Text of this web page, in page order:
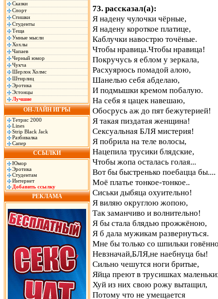
Сказки
Спорт
Стишки
Студенты
Теща
Умные мысли
Хохлы
Чапаев
Черный юмор
Чукча
Шерлок Холмс
Штирлиц
Эротика
Эстонцы
Лучшие
ОН-ЛАЙН ИГРЫ
Тетрис 2000
Lines
Strip Black Jack
Разбивалка
Сапер
ССЫЛКИ
Юмор
Эротика
Студентам
Интернет
Добавить ссылку
РЕКЛАМА
73. рассказал(а):
Я надену чулочки чёрные,
Я надену короткое платице,
Каблучки навострю точёные.
Чтобы нравица.Чтобы нравица!
Покручусь я еблом у зеркала,
Расхуярюсь помадой алою,
Шанелью себя абделаю,
И подмышки кремом побалую.
На себя я цацек навешаю,
Обосрусь аж до пят бежутерией!
Я такая пиздатая женщина!
Сексуальная БЛЯ мистерия!
Я побрила на теле волосы,
Нацепила трусики блядские,
Чтобы жопа осталась голая...
Вот бы быстренько поебацца бы....
Моё платье тонкое-тонкое..
Сиськи дыбяца охуительно!
Я виляю округлою жопою,
Так заманчиво и волнительно!
Я бы стала блядью прожжёною,
Я б дала мужикам развернуться.
Мне бы только со шпильки
Невзначай,БЛЯ,не наебнуца бы!
Сильно чешутся ноги бритые,
Яйца преют в трусишках
Хуй из них свою рожу вытащил,
Потому что не умещается